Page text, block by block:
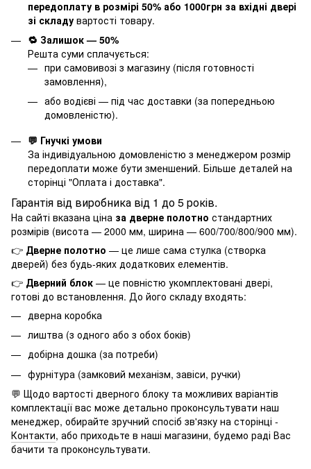
передоплату в розмірі 50% або 1000грн за вхідні двері
зі складу вартості товару.
🔁 Залишок — 50%
Решта суми сплачується:
при самовивозі з магазину (після готовності
замовлення),
або водієві — під час доставки (за попередньою
домовленістю).
💬 Гнучкі умови
За індивідуальною домовленістю з менеджером розмір
передоплати може бути зменшений. Більше деталей на
сторінці "Оплата і доставка".
Гарантія від виробника від 1 до 5 років.
На сайті вказана ціна за дверне полотно стандартних
розмірів (висота — 2000 мм, ширина — 600/700/800/900 мм).
👉 Дверне полотно — це лише сама стулка (створка
дверей) без будь-яких додаткових елементів.
👉 Дверний блок — це повністю укомплектовані двері,
готові до встановлення. До його складу входять:
дверна коробка
лиштва (з одного або з обох боків)
добірна дошка (за потреби)
фурнітура (замковий механізм, завіси, ручки)
💬 Щодо вартості дверного блоку та можливих варіантів
комплектації вас може детально проконсультувати наш
менеджер, обирайте зручний спосіб зв'язку на сторінці -
Контакти, або приходьте в наші магазини, будемо раді Вас
бачити та проконсультувати.